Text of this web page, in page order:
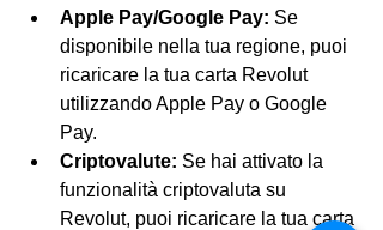
Apple Pay/Google Pay: Se
disponibile nella tua regione, puoi
ricaricare la tua carta Revolut
utilizzando Apple Pay o Google
Pay.
Criptovalute: Se hai attivato la
funzionalità criptovaluta su
Revolut, puoi ricaricare la tua carta